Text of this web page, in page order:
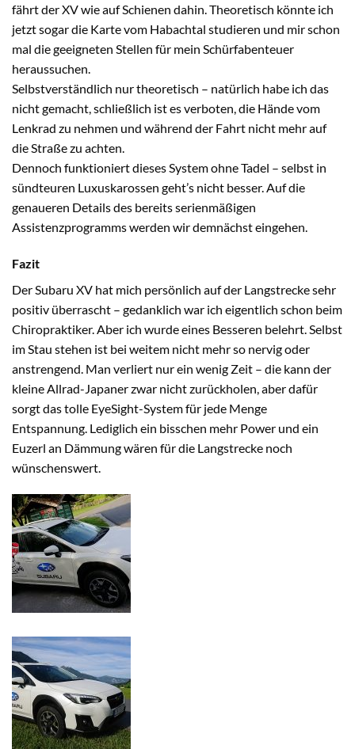
fährt der XV wie auf Schienen dahin. Theoretisch könnte ich
jetzt sogar die Karte vom Habachtal studieren und mir schon
mal die geeigneten Stellen für mein Schürfabenteuer
heraussuchen.
Selbstverständlich nur theoretisch – natürlich habe ich das
nicht gemacht, schließlich ist es verboten, die Hände vom
Lenkrad zu nehmen und während der Fahrt nicht mehr auf
die Straße zu achten.
Dennoch funktioniert dieses System ohne Tadel – selbst in
sündteuren Luxuskarossen geht’s nicht besser. Auf die
genaueren Details des bereits serienmäßigen
Assistenzprogramms werden wir demnächst eingehen.
Fazit
Der Subaru XV hat mich persönlich auf der Langstrecke sehr
positiv überrascht – gedanklich war ich eigentlich schon beim
Chiropraktiker. Aber ich wurde eines Besseren belehrt. Selbst
im Stau stehen ist bei weitem nicht mehr so nervig oder
anstrengend. Man verliert nur ein wenig Zeit – die kann der
kleine Allrad-Japaner zwar nicht zurückholen, aber dafür
sorgt das tolle EyeSight-System für jede Menge
Entspannung. Lediglich ein bisschen mehr Power und ein
Euzerl an Dämmung wären für die Langstrecke noch
wünschenswert.